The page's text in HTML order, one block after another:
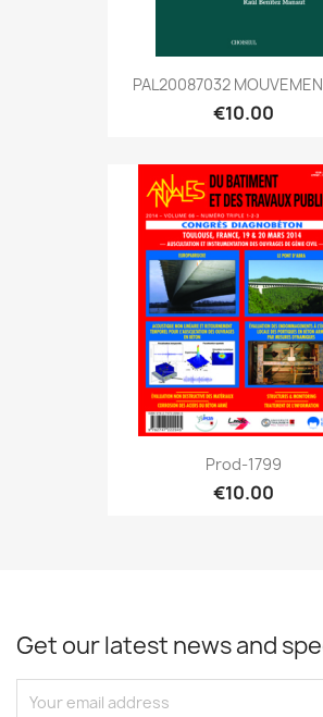
PAL20087032
€10.00
Prod-1799
€10.00
Get our latest news and